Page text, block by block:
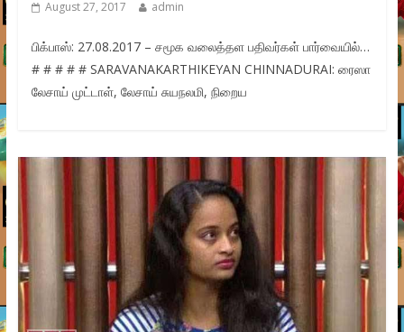
August 27, 2017 admin
பிக்பாஸ்: 27.08.2017 – சமூக வலைத்தள பதிவர்கள் பார்வையில்…
# # # # # SARAVANAKARTHIKEYAN CHINNADURAI: ரைஸா
லேசாய் முட்டாள், லேசாய் சுயநலமி, நிறைய